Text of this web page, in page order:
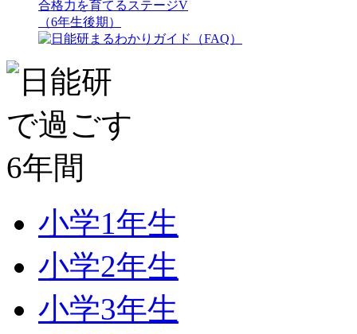
合格力を育てるステージV
（6年生後期）
小学1年生
小学2年生
小学3年生